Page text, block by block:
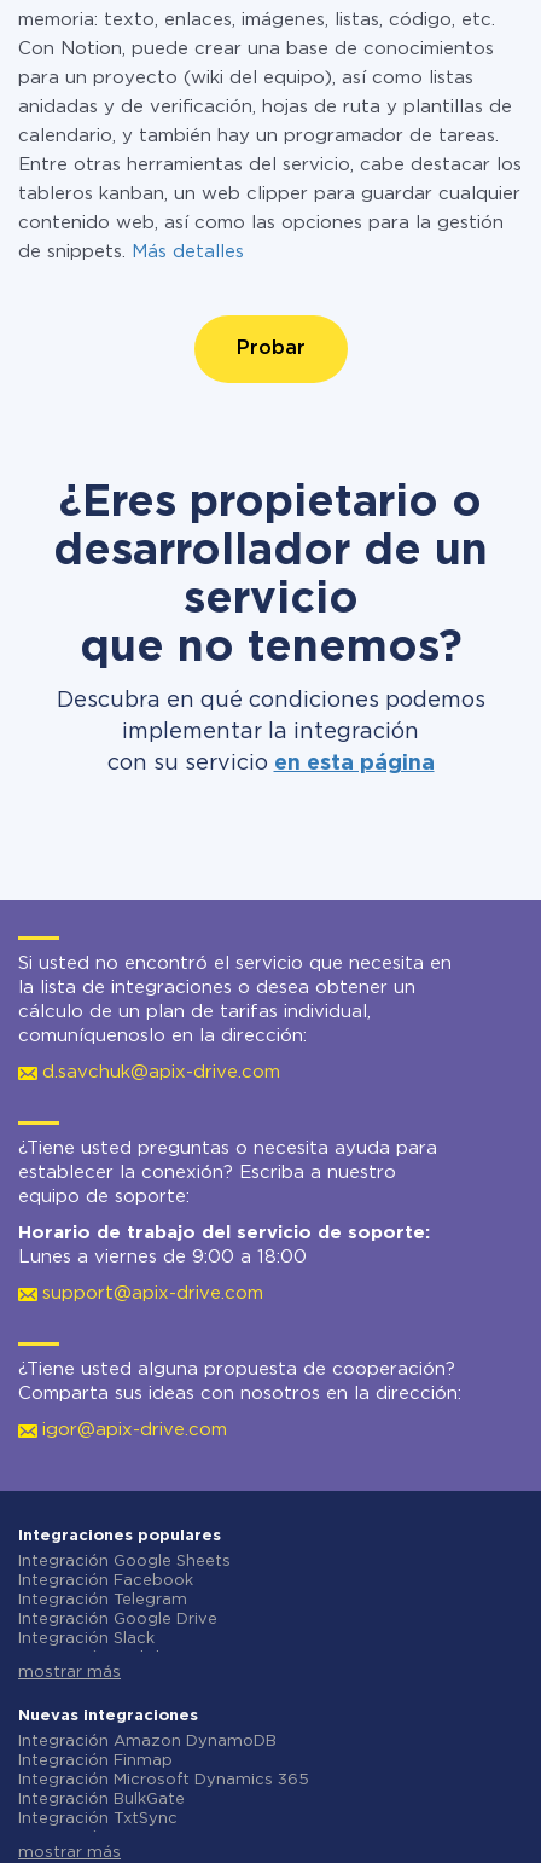
memoria: texto, enlaces, imágenes, listas, código, etc.
Con Notion, puede crear una base de conocimientos
para un proyecto (wiki del equipo), así como listas
anidadas y de verificación, hojas de ruta y plantillas de
calendario, y también hay un programador de tareas.
Entre otras herramientas del servicio, cabe destacar los
tableros kanban, un web clipper para guardar cualquier
contenido web, así como las opciones para la gestión
de snippets.
Más detalles
Probar
¿Eres propietario o
desarrollador de un
servicio
que no tenemos?
Descubra en qué condiciones podemos
implementar la integración
con su servicio en esta página
Si usted no encontró el servicio que necesita en
la lista de integraciones o desea obtener un
cálculo de un plan de tarifas individual,
comuníquenoslo en la dirección:
d.savchuk@apix-drive.com
¿Tiene usted preguntas o necesita ayuda para
establecer la conexión? Escriba a nuestro
equipo de soporte:
Horario de trabajo del servicio de soporte:
Lunes a viernes de 9:00 a 18:00
support@apix-drive.com
¿Tiene usted alguna propuesta de cooperación?
Comparta sus ideas con nosotros en la dirección:
igor@apix-drive.com
Integraciones populares
Integración Google Sheets
Integración Facebook
Integración Telegram
Integración Google Drive
Integración Slack
Integración Gmail
Integración ClickUp
Integración Airtable
Integración Google Contacts
Integración OpenAI (ChatGPT)
Integración Instagram
Integración ActiveCampaign
Integración Typeform
Integración Salesforce CRM
mostrar más
Nuevas integraciones
Integración Amazon DynamoDB
Integración Finmap
Integración Microsoft Dynamics 365
Integración BulkGate
Integración TxtSync
Integración Corezoid
mostrar más